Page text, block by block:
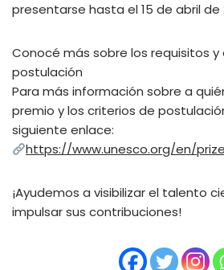
presentarse hasta el 15 de abril de
Conocé más sobre los requisitos y
postulación
Para más información sobre a
premio y los criterios de
siguiente enlace:
https://www.unesco.org/en/
¡Ayudemos a visibilizar el talento
impulsar sus contribuciones!